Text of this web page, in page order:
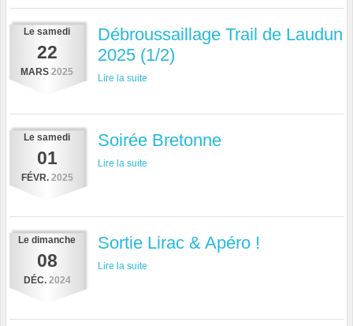
Le samedi
22
MARS 2025
Débroussaillage Trail de Laudun
2025 (1/2)
Lire la suite
Le samedi
01
FÉVR. 2025
Soirée Bretonne
Lire la suite
Le dimanche
08
DÉC. 2024
Sortie Lirac & Apéro !
Lire la suite